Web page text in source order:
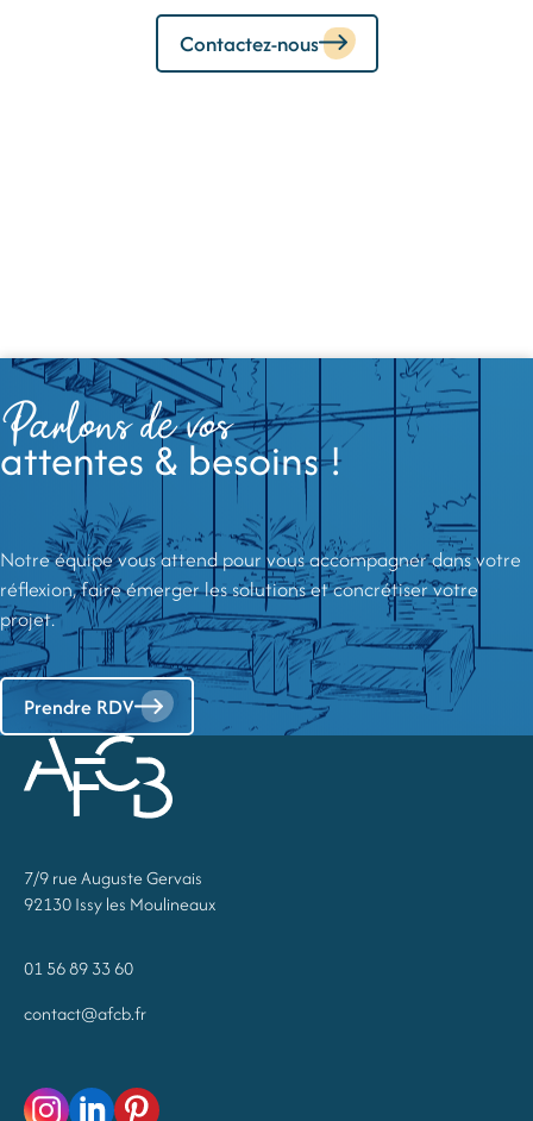
Contactez-nous
Parlons de vos
attentes & besoins !
Notre équipe vous attend pour vous accompagner dans votre
réflexion, faire émerger les solutions et concrétiser votre
projet.
Prendre RDV
7/9 rue Auguste Gervais
92130 Issy les Moulineaux
01 56 89 33 60
contact@afcb.fr